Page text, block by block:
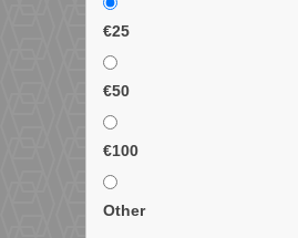
€25
€50
€100
Other